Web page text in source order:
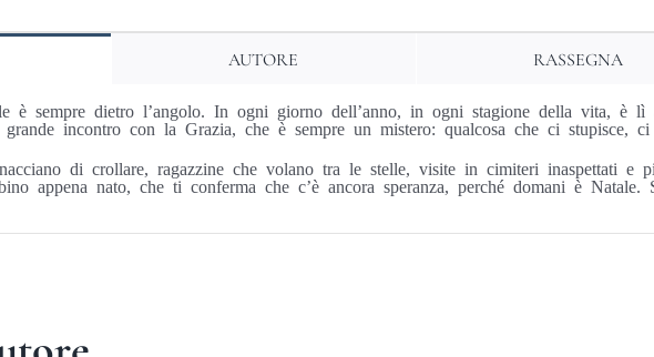
AUTORE RASSEGNA
è sempre dietro l’angolo. In ogni giorno dell’anno, in ogni stagione della vita, è
incontro con la Grazia, che è sempre un mistero: qualcosa che ci stupisce,
di crollare, ragazzine che volano tra le stelle, visite in cimiteri inaspettati e
appena nato, che ti conferma che c’è ancora speranza, perché domani è Natale.